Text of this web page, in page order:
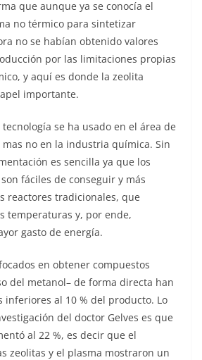
que aunque ya se conocía el
no térmico para sintetizar
no se habían obtenido valores
por las limitaciones propias
y aquí es donde la zeolita
importante.
se ha usado en el área de
no en la industria química. Sin
es sencilla ya que los
fáciles de conseguir y más
reactores tradicionales, que
temperaturas y, por ende,
gasto de energía.
en obtener compuestos
del metanol– de forma directa han
inferiores al 10 % del producto. Lo
del doctor Gelves es que
al 22 %, es decir que el
zeolitas y el plasma mostraron un